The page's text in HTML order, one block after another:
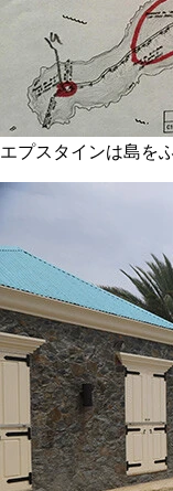
エプスタインは島を